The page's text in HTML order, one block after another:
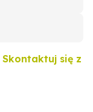
Skontaktuj się z